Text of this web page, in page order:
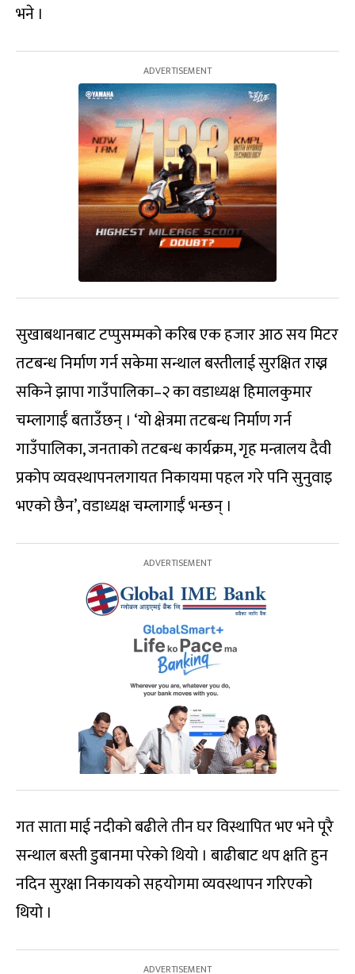
भने ।
सुखाबथानबाट टप्पुसम्मको करिब एक हजार आठ सय मिटर
तटबन्ध निर्माण गर्न सकेमा सन्थाल बस्तीलाई सुरक्षित राख्न
सकिने झापा गाउँपालिका–२ का वडाध्यक्ष हिमालकुमार
चम्लागाईँ बताउँछन् । ‘यो क्षेत्रमा तटबन्ध निर्माण गर्न
गाउँपालिका, जनताको तटबन्ध कार्यक्रम, गृह मन्त्रालय दैवी
प्रकोप व्यवस्थापनलगायत निकायमा पहल गरे पनि सुनुवाइ
भएको छैन’, वडाध्यक्ष चम्लागाईँ भन्छन् ।
गत साता माई नदीको बढीले तीन घर विस्थापित भए भने पूरै
सन्थाल बस्ती डुबानमा परेको थियो । बाढीबाट थप क्षति हुन
नदिन सुरक्षा निकायको सहयोगमा व्यवस्थापन गरिएको
थियो ।